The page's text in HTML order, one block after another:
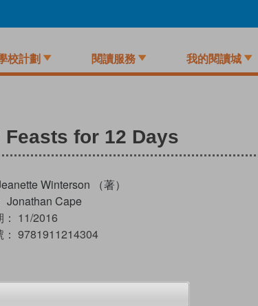
校計劃 閱讀服務 我的閱讀城
for 12 Days
Winterson （著）
Jonathan Cape
11/2016
9781911214304